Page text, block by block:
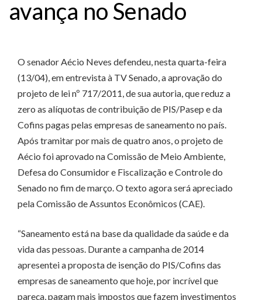
avança no Senado
O senador Aécio Neves defendeu, nesta quarta-feira
(13/04), em entrevista à TV Senado, a aprovação do
projeto de lei nº 717/2011, de sua autoria, que reduz a
zero as alíquotas de contribuição de PIS/Pasep e da
Cofins pagas pelas empresas de saneamento no país.
Após tramitar por mais de quatro anos, o projeto de
Aécio foi aprovado na Comissão de Meio Ambiente,
Defesa do Consumidor e Fiscalização e Controle do
Senado no fim de março. O texto agora será apreciado
pela Comissão de Assuntos Econômicos (CAE).
“Saneamento está na base da qualidade da saúde e da
vida das pessoas. Durante a campanha de 2014
apresentei a proposta de isenção do PIS/Cofins das
empresas de saneamento que hoje, por incrível que
pareça, pagam mais impostos que fazem investimentos